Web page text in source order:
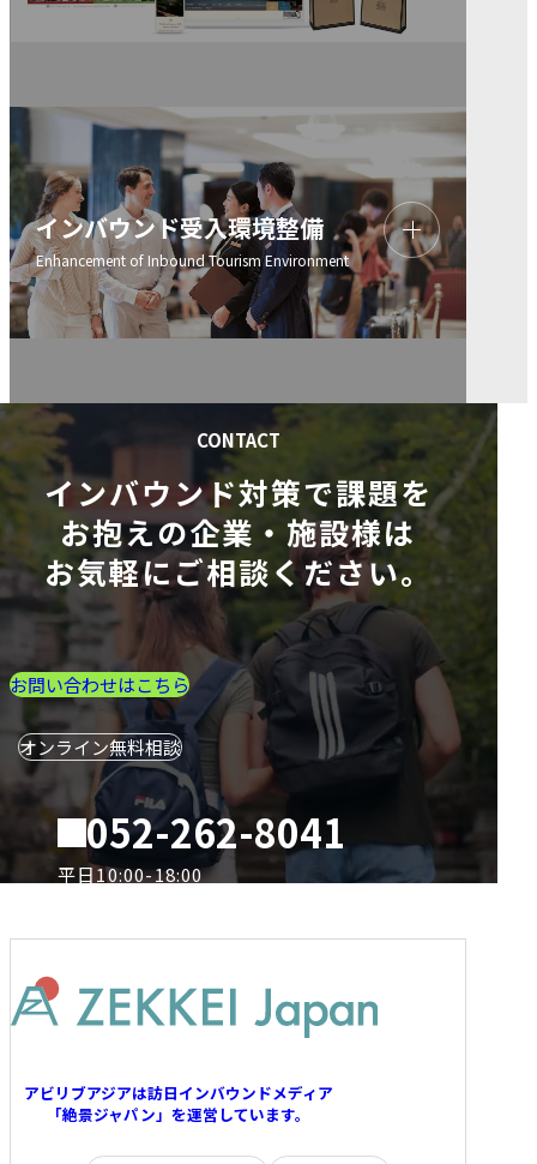
インバウンド受入環境整備
インバウンド対策で課題を
お抱えの企業・施設様は
お気軽にご相談ください。
オンライン無料相談
お問い合わせはこちら
話
052-262-8041
平日10:00-18:00
アビリブアジアは訪日インバウンドメディア
「絶景ジャパン」を運営しています。